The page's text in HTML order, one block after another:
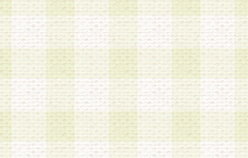
は、本規約に同意の後、当社指
、当社が指定する必要事項を入
ます。当社は、会員登録を承認し
ービスを 受けるためのログイン
録の際に申告する登録情報の全